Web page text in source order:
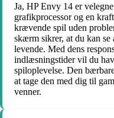
Ja, HP Envy 14 er
grafikprocessor og en
krævende spil uden
skærm sikrer, at du kan
levende. Med dens
indlæsningstider vil du
spiloplevelse. Den
at tage den med dig til
venner.